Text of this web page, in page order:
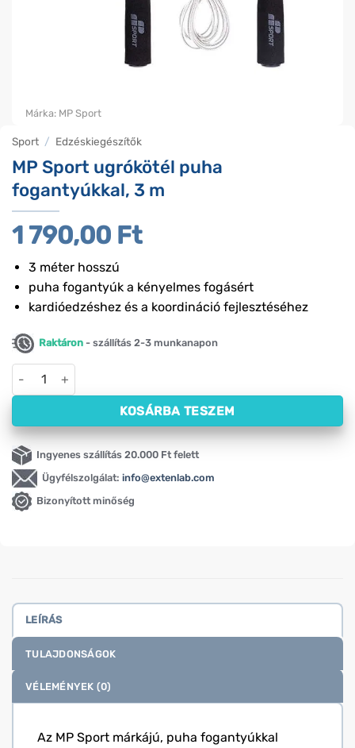
Sport / Edzéskiegészítők
MP Sport ugrókötél puha
fogantyúkkal, 3 m
1 790,00 Ft
3 méter hosszú
puha fogantyúk a kényelmes fogásért
kardióedzéshez és a koordináció fejlesztéséhez
Raktáron - szállítás 2-3 munkanapon
MP Sport ugrókötél puha fogantyúkkal, 3 m mennyiség
KOSÁRBA TESZEM
Ingyenes szállítás 20.000 Ft felett
Ügyfélszolgálat: info@extenlab.com
Bizonyított minőség
Márka: MP Sport
LEÍRÁS
TULAJDONSÁGOK
VÉLEMÉNYEK (0)
Az MP Sport márkájú, puha fogantyúkkal